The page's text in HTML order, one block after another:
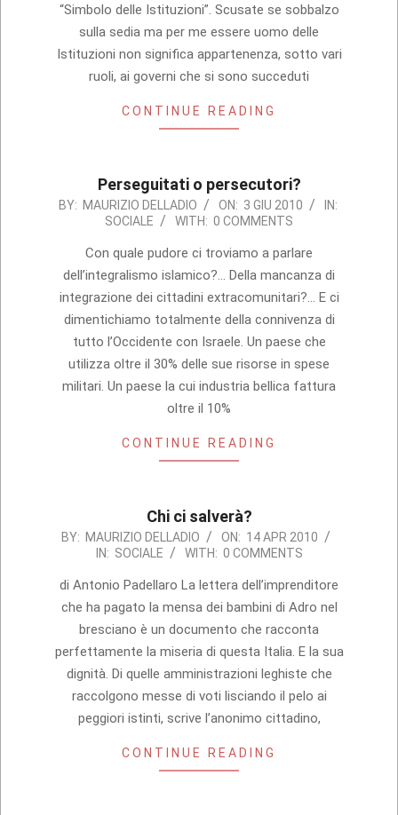
“Simbolo delle Istituzioni”. Scusate se sobbalzo
sulla sedia ma per me essere uomo delle
Istituzioni non significa appartenenza, sotto vari
ruoli, ai governi che si sono succeduti
CONTINUE READING
Perseguitati o persecutori?
2010-
BY: MAURIZIO DELLADIO ON: 3 GIU 2010
IN:
SOCIALE
WITH: 0 COMMENTS
Con quale pudore ci troviamo a parlare
dell’integralismo islamico?… Della mancanza di
integrazione dei cittadini extracomunitari?… E ci
dimentichiamo totalmente della connivenza di
tutto l’Occidente con Israele. Un paese che
utilizza oltre il 30% delle sue risorse in spese
militari. Un paese la cui industria bellica fattura
oltre il 10%
CONTINUE READING
Chi ci salverà?
2010-
14
BY: MAURIZIO DELLADIO ON: 14 APR 2010
IN: SOCIALE WITH: 0 COMMENTS
di Antonio Padellaro La lettera dell’imprenditore
che ha pagato la mensa dei bambini di Adro nel
bresciano è un documento che racconta
perfettamente la miseria di questa Italia. E la sua
dignità. Di quelle amministrazioni leghiste che
raccolgono messe di voti lisciando il pelo ai
peggiori istinti, scrive l’anonimo cittadino,
CONTINUE READING